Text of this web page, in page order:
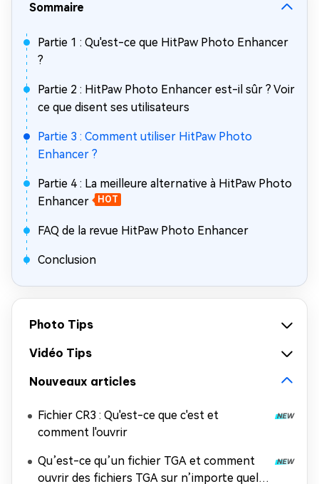
Sommaire
Partie 1 : Qu'est-ce que HitPaw Photo Enhancer
?
Partie 2 : HitPaw Photo Enhancer est-il sûr ? Voir
ce que disent ses utilisateurs
Partie 3 : Comment utiliser HitPaw Photo
Enhancer ?
Partie 4 : La meilleure alternative à HitPaw Photo
Enhancer
HOT
FAQ de la revue HitPaw Photo Enhancer
Conclusion
Photo Tips
Vidéo Tips
Nouveaux articles
Fichier CR3 : Qu'est-ce que c'est et
comment l'ouvrir
Qu’est-ce qu’un fichier TGA et comment
ouvrir des fichiers TGA sur n’importe quel